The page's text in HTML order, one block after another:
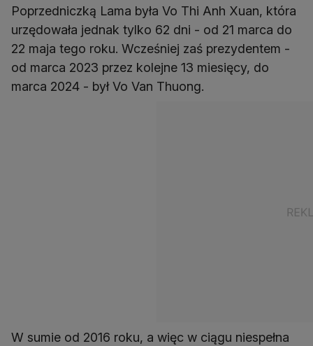
Poprzedniczką Lama była Vo Thi Anh Xuan, która
urzędowała jednak tylko 62 dni - od 21 marca do
22 maja tego roku. Wcześniej zaś prezydentem -
od marca 2023 przez kolejne 13 miesięcy, do
marca 2024 - był Vo Van Thuong.
W sumie od 2016 roku, a więc w ciągu niespełna